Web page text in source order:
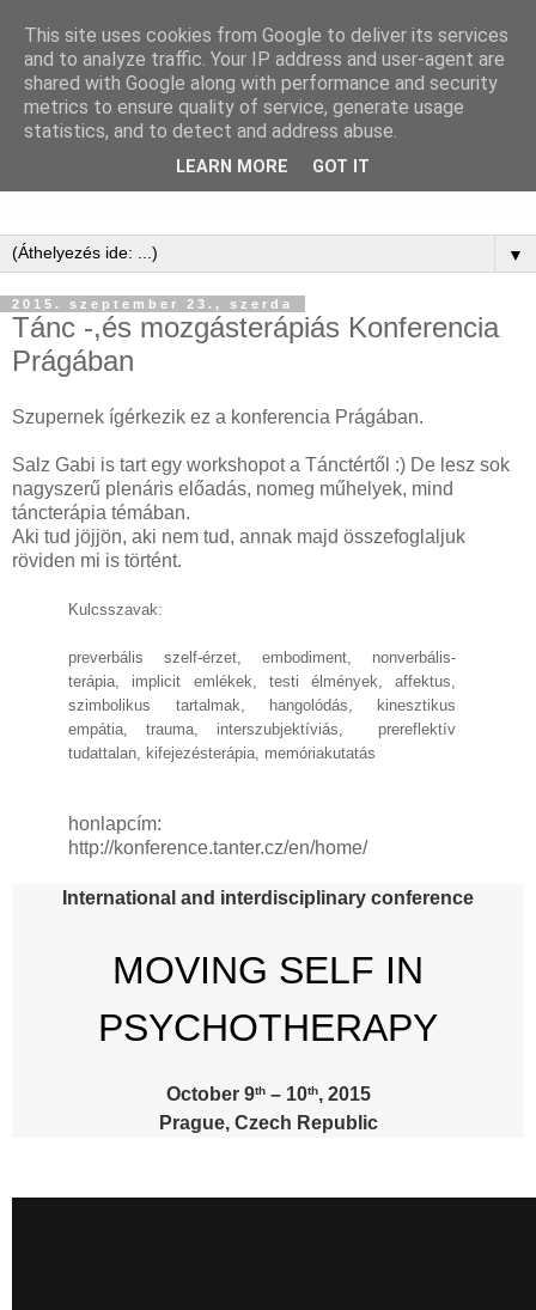
▼
2015. szeptember 23., szerda
Tánc -,és mozgásterápiás Konferencia
Prágában
Szupernek ígérkezik ez a konferencia Prágában.
Salz Gabi is tart egy workshopot a Tánctértől :) De lesz sok
nagyszerű plenáris előadás, nomeg műhelyek, mind
táncterápia témában.
Aki tud jöjjön, aki nem tud, annak majd összefoglaljuk
röviden mi is történt.
Kulcsszavak:
preverbális szelf-érzet, embodiment, nonverbális-
terápia, implicit emlékek, testi élmények, affektus,
szimbolikus tartalmak, hangolódás, kinesztikus
empátia, trauma, interszubjektíviás,
prereflektív
tudattalan, kifejezésterápia, memóriakutatás
honlapcím:
http://konference.tanter.cz/en/home/
International and interdisciplinary conference
MOVING SELF IN
PSYCHOTHERAPY
October 9th– 10th, 2015
Prague, Czech Republic
This site uses cookies from Google to deliver its services
and to analyze traffic. Your IP address and user-agent are
shared with Google along with performance and security
metrics to ensure quality of service, generate usage
statistics, and to detect and address abuse.
LEARN MORE GOT IT